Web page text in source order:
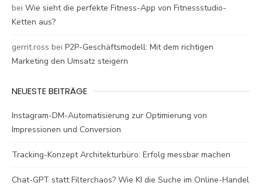
bei Wie sieht die perfekte Fitness-App von Fitnessstudio-
Ketten aus?
gerrit.ross bei P2P-Geschäftsmodell: Mit dem richtigen
Marketing den Umsatz steigern
NEUESTE BEITRÄGE
Instagram-DM-Automatisierung zur Optimierung von
Impressionen und Conversion
Tracking-Konzept Architekturbüro: Erfolg messbar machen
Chat-GPT statt Filterchaos? Wie KI die Suche im Online-Handel